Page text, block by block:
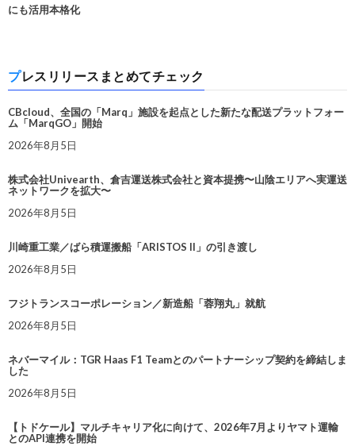
にも活用本格化
プレスリリースまとめてチェック
CBcloud、全国の「Marq」施設を起点とした新たな配送プラットフォー
ム「MarqGO」開始
2026年8月5日
株式会社Univearth、倉吉運送株式会社と資本提携〜山陰エリアへ実運送
ネットワークを拡大〜
2026年8月5日
川崎重工業／ばら積運搬船「ARISTOS II」の引き渡し
2026年8月5日
フジトランスコーポレーション／新造船「蓉翔丸」就航
2026年8月5日
ネバーマイル：TGR Haas F1 Teamとのパートナーシップ契約を締結しま
した
2026年8月5日
【トドケール】マルチキャリア化に向けて、2026年7月よりヤマト運輸
とのAPI連携を開始